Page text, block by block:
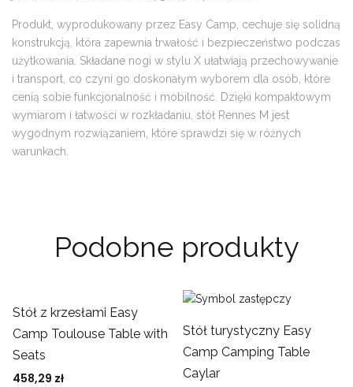
Produkt, wyprodukowany przez Easy Camp, cechuje się solidną
konstrukcją, która zapewnia trwałość i bezpieczeństwo podczas
użytkowania. Składane nogi w stylu X ułatwiają przechowywanie
i transport, co czyni go doskonałym wyborem dla osób, które
cenią sobie funkcjonalność i mobilność. Dzięki kompaktowym
wymiarom i łatwości w rozkładaniu, stół Rennes M jest
wygodnym rozwiązaniem, które sprawdzi się w różnych
warunkach.
Podobne produkty
Stół z krzesłami Easy
Camp Toulouse Table with
Seats
458,29 zł
Stół turystyczny Easy
Camp Camping Table
Caylar